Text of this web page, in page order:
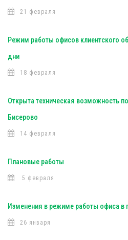
21 февраля
Режим работы офисов клиентского
дни
18 февраля
Открыта техническая возможность
Бисерово
14 февраля
Плановые работы
5 февраля
Изменения в режиме работы офиса в
26 января